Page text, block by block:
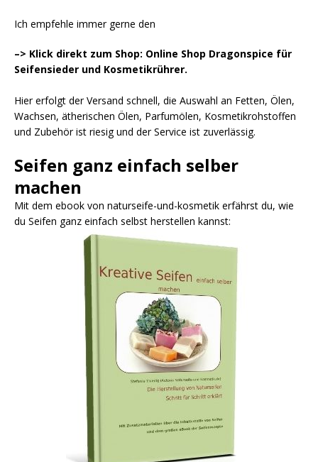
Ich empfehle immer gerne den
–> Klick direkt zum Shop: Online Shop Dragonspice für
Seifensieder und Kosmetikrührer.
Hier erfolgt der Versand schnell, die Auswahl an Fetten, Ölen,
Wachsen, ätherischen Ölen, Parfumölen, Kosmetikrohstoffen
und Zubehör ist riesig und der Service ist zuverlässig.
Seifen ganz einfach selber
machen
Mit dem ebook von naturseife-und-kosmetik erfährst du, wie
du Seifen ganz einfach selbst herstellen kannst: